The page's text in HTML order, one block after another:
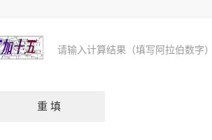
请输入计算结果（填写阿拉伯数字